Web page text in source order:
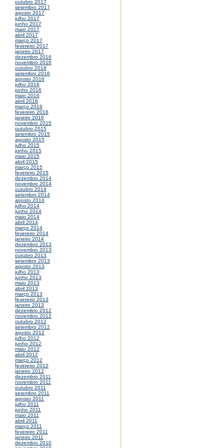
outubro 2017
setembro 2017
agosto 2017
julho 2017
junho 2017
maio 2017
abril 2017
março 2017
fevereiro 2017
janeiro 2017
dezembro 2016
novembro 2016
outubro 2016
setembro 2016
agosto 2016
julho 2016
junho 2016
maio 2016
abril 2016
março 2016
fevereiro 2016
janeiro 2016
novembro 2015
outubro 2015
setembro 2015
agosto 2015
julho 2015
junho 2015
maio 2015
abril 2015
março 2015
fevereiro 2015
dezembro 2014
novembro 2014
outubro 2014
setembro 2014
agosto 2014
julho 2014
junho 2014
maio 2014
abril 2014
março 2014
fevereiro 2014
janeiro 2014
dezembro 2013
novembro 2013
outubro 2013
setembro 2013
agosto 2013
julho 2013
junho 2013
maio 2013
abril 2013
março 2013
fevereiro 2013
janeiro 2013
dezembro 2012
novembro 2012
outubro 2012
setembro 2012
agosto 2012
julho 2012
junho 2012
maio 2012
abril 2012
março 2012
fevereiro 2012
janeiro 2012
dezembro 2011
novembro 2011
outubro 2011
setembro 2011
agosto 2011
julho 2011
junho 2011
maio 2011
abril 2011
março 2011
fevereiro 2011
janeiro 2011
dezembro 2010